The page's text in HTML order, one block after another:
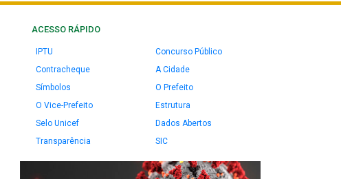
ACESSO RÁPIDO
IPTU
Concurso Público
Contracheque
A Cidade
Símbolos
O Prefeito
O Vice-Prefeito
Estrutura
Selo Unicef
Dados Abertos
Transparência
SIC